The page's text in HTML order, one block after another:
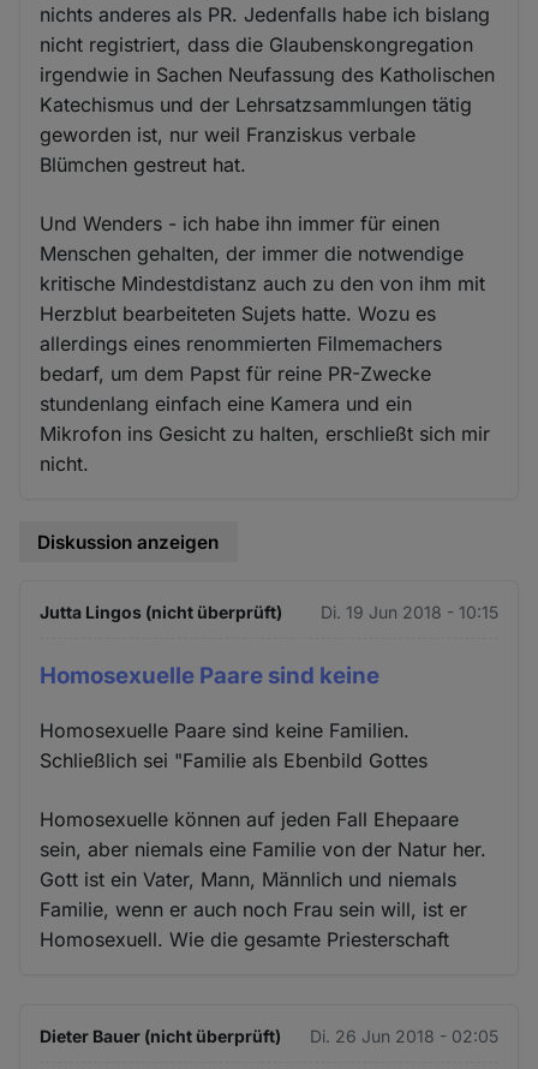
nichts anderes als PR. Jedenfalls habe ich bislang
nicht registriert, dass die Glaubenskongregation
irgendwie in Sachen Neufassung des Katholischen
Katechismus und der Lehrsatzsammlungen tätig
geworden ist, nur weil Franziskus verbale
Blümchen gestreut hat.
Und Wenders - ich habe ihn immer für einen
Menschen gehalten, der immer die notwendige
kritische Mindestdistanz auch zu den von ihm mit
Herzblut bearbeiteten Sujets hatte. Wozu es
allerdings eines renommierten Filmemachers
bedarf, um dem Papst für reine PR-Zwecke
stundenlang einfach eine Kamera und ein
Mikrofon ins Gesicht zu halten, erschließt sich mir
nicht.
Diskussion anzeigen
Jutta Lingos (nicht überprüft) Di. 19 Jun 2018 - 10:15
Homosexuelle Paare sind keine
Homosexuelle Paare sind keine Familien.
Schließlich sei "Familie als Ebenbild Gottes
Homosexuelle können auf jeden Fall Ehepaare
sein, aber niemals eine Familie von der Natur her.
Gott ist ein Vater, Mann, Männlich und niemals
Familie, wenn er auch noch Frau sein will, ist er
Homosexuell. Wie die gesamte Priesterschaft
Dieter Bauer (nicht überprüft) Di. 26 Jun 2018 - 02:05